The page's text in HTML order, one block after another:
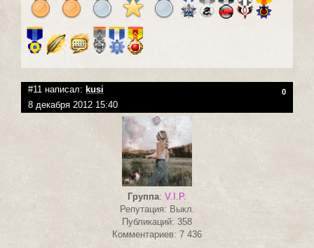
#11 написал: kusi 0
8 декабря 2012 15:40
Группа: V.I.P.
Репутация: Выкл.
Публикаций: 358
Комментариев: 7 436